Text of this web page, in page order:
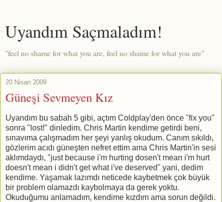
Uyandım Saçmaladım!
"feel no shame for what you are, feel no shame for what you are"
20 Nisan 2009
Güneşi Sevmeyen Kız
Uyandım bu sabah 5 gibi, açtım Coldplay'den önce "fix you"
sonra "lost!" dinledim. Chris Martin kendime getirdi beni,
sınavıma çalışmadım her şeyi yanlış okudum. Canım sıkıldı,
gözlerim acıdı güneşten nefret ettim ama Chris Martin'in sesi
aklımdaydı, "just because i'm hurting dosen't mean i'm hurt
doesn't mean i didn't get what i've deserved" yani, dedim
kendime. Yaşamak lazımdı neticede kaybetmek çok büyük
bir problem olamazdı kaybolmaya da gerek yoktu.
Okuduğumu anlamadım, kendime kızdım ama sorun değildi.